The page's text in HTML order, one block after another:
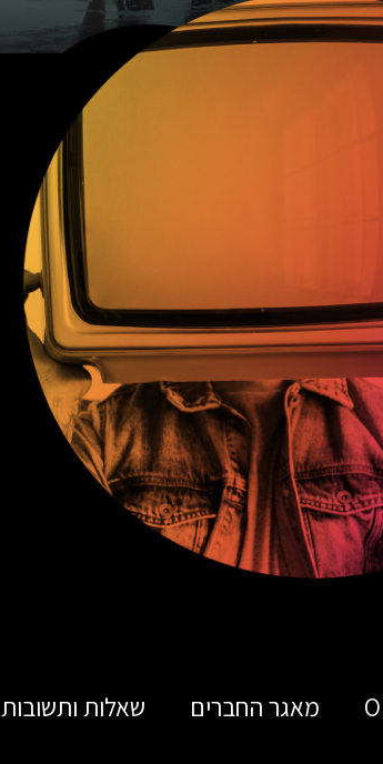
מאגר החברים שאלות ותשובות